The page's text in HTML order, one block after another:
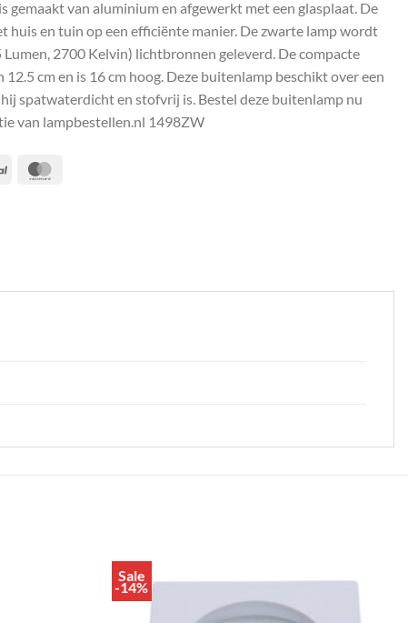
gemaakt van aluminium en afgewerkt met een glasplaat. De
huis en tuin op een efficiënte manier. De zwarte lamp wordt
2700 Kelvin) lichtbronnen geleverd. De compacte
cm en is 16 cm hoog. Deze buitenlamp beschikt over een
spatwaterdicht en stofvrij is. Bestel deze buitenlamp nu
van lampbestellen.nl 1498ZW
PayPal
Sale
-14%
Toevoegen